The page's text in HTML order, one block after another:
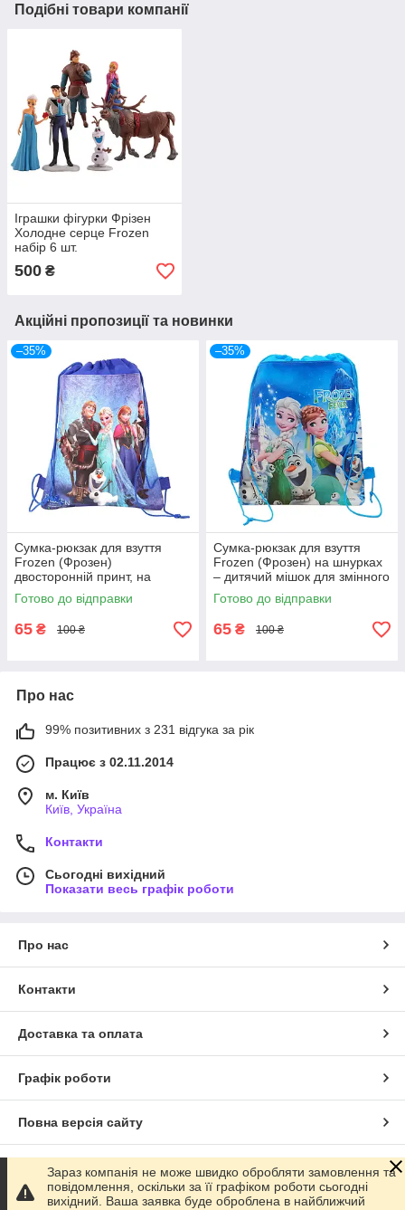
Подібні товари компанії
Іграшки фігурки Фрізен
Холодне серце Frozen
набір 6 шт.
500 ₴
Акційні пропозиції та новинки
–35%
Сумка-рюкзак для взуття
Frozen (Фрозен)
двосторонній принт, на
шнурках – дитячий мішок для
школи та спорту
Готово до відправки
65 ₴ 100 ₴
–35%
Сумка-рюкзак для взуття
Frozen (Фрозен) на шнурках
– дитячий мішок для змінного
взуття, спортивної форми та
речей
Готово до відправки
65 ₴ 100 ₴
Про нас
99% позитивних з 231 відгука за рік
Працює з 02.11.2014
м. Київ
Київ, Україна
Контакти
Сьогодні вихідний
Показати весь графік роботи
Про нас
Контакти
Доставка та оплата
Графік роботи
Повна версія сайту
Сайт створено на маркетплейсіProm.ua
Зараз компанія не може швидко обробляти замовлення та
повідомлення, оскільки за її графіком роботи сьогодні
вихідний. Ваша заявка буде оброблена в найближчий